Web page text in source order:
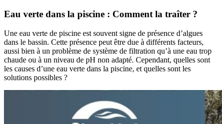
Eau verte dans la piscine : Comment la traîter ?
Une eau verte de piscine est souvent signe de présence d’algues
dans le bassin. Cette présence peut être due à différents facteurs,
aussi bien à un problème de système de filtration qu’à une eau trop
chaude ou à un niveau de pH non adapté. Cependant, quelles sont
les causes d’une eau verte dans la piscine, et quelles sont les
solutions possibles ?